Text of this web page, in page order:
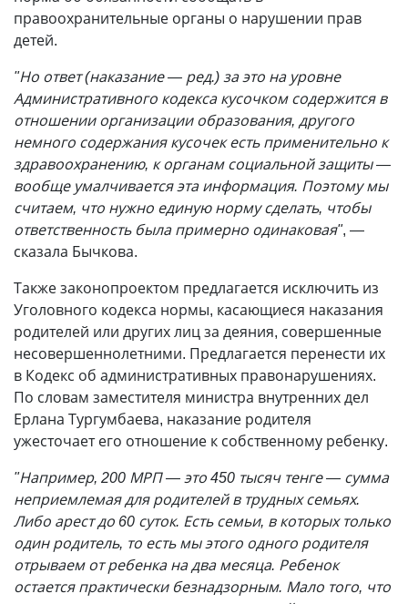
правоохранительные органы о нарушении прав
детей.
"Но ответ (наказание — ред.) за это на уровне
Административного кодекса кусочком содержится в
отношении организации образования, другого
немного содержания кусочек есть применительно к
здравоохранению, к органам социальной защиты —
вообще умалчивается эта информация. Поэтому мы
считаем, что нужно единую норму сделать, чтобы
ответственность была примерно одинаковая", —
сказала Бычкова.
Также законопроектом предлагается исключить из
Уголовного кодекса нормы, касающиеся наказания
родителей или других лиц за деяния, совершенные
несовершеннолетними. Предлагается перенести их
в Кодекс об административных правонарушениях.
По словам заместителя министра внутренних дел
Ерлана Тургумбаева, наказание родителя
ужесточает его отношение к собственному ребенку.
"Например, 200 МРП — это 450 тысяч тенге — сумма
неприемлемая для родителей в трудных семьях.
Либо арест до 60 суток. Есть семьи, в которых только
один родитель, то есть мы этого одного родителя
отрываем от ребенка на два месяца. Ребенок
остается практически безнадзорным. Мало того, что